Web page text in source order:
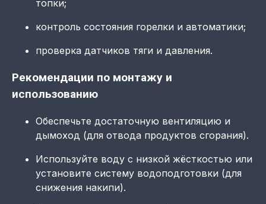
топки;
контроль состояния горелки и автоматики;
проверка датчиков тяги и давления.
Рекомендации по монтажу и
использованию
Обеспечьте достаточную вентиляцию и
дымоход (для отвода продуктов сгорания).
Используйте воду с низкой жёсткостью или
установите систему водоподготовки (для
снижения накипи).